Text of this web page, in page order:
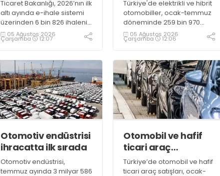
Ticaret Bakanlığı, 2026’nın ilk
altı ayında e-ihale sistemi
üzerinden 6 bin 826 ihalenin
tamamlandığını, satışlardan
Hazine’ye 2,7 milyar liranın
edildiğini açıkladı
05 Ağustos 2026
Çarşamba 12:07
Türkiye'de elektrikli ve hibrit
otomobiller, ocak-temmuz
döneminde 259 bin 970
satışla toplam pazarın
yüzde 51,7'sini oluşturdu
05 Ağustos 2026
Çarşamba 12:06
Otomotiv endüstrisi
ihracatta ilk sırada
Otomotiv endüstrisi,
temmuz ayında 3 milyar 586
Otomobil ve hafif
ticari araç
pazarında daralma
Türkiye’de otomobil ve hafif
ticari araç satışları, ocak-